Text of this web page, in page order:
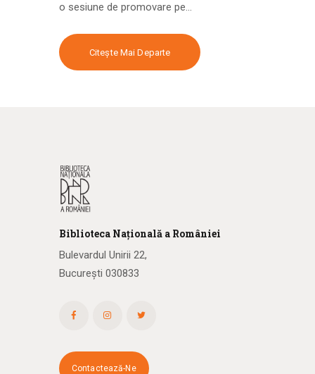
o sesiune de promovare pe…
Citește Mai Departe
Biblioteca Națională a României
Bulevardul Unirii 22,
București 030833
Contactează-Ne